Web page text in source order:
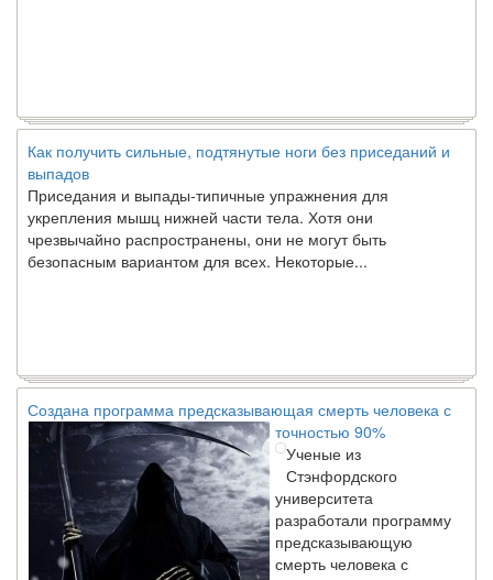
Как получить сильные, подтянутые ноги без приседаний и
выпадов
Приседания и выпады-типичные упражнения для
укрепления мышц нижней части тела. Хотя они
чрезвычайно распространены, они не могут быть
безопасным вариантом для всех. Некоторые...
Создана программа предсказывающая смерть человека с
точностью 90%
Ученые из
Стэнфордского
университета
разработали программу
предсказывающую
смерть человека с
высокой точностью.